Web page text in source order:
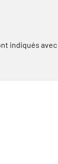
indiqués avec